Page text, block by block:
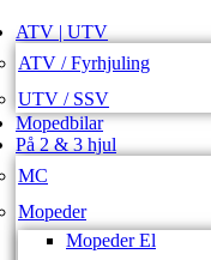
ATV | UTV
ATV / Fyrhjuling
UTV / SSV
Mopedbilar
På 2 & 3 hjul
MC
Mopeder
Mopeder El